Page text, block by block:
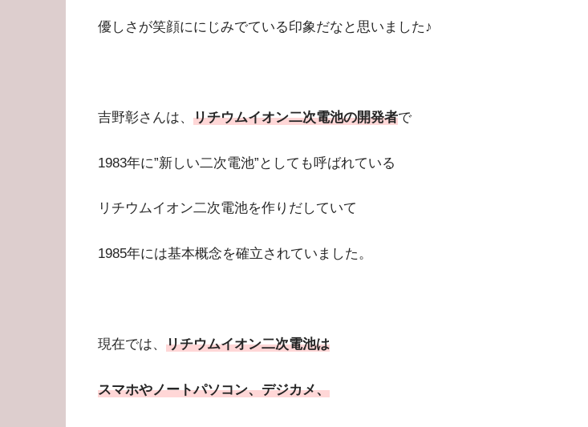
優しさが笑顔ににじみでている印象だなと思いました♪
吉野彰さんは、 リチウムイオン二次電池の開発者で
1983年に”新しい二次電池”としても呼ばれている
リチウムイオン二次電池を作りだしていて
1985年には基本概念を確立されていました。
現在では、 リチウムイオン二次電池は
スマホやノートパソコン、デジカメ、